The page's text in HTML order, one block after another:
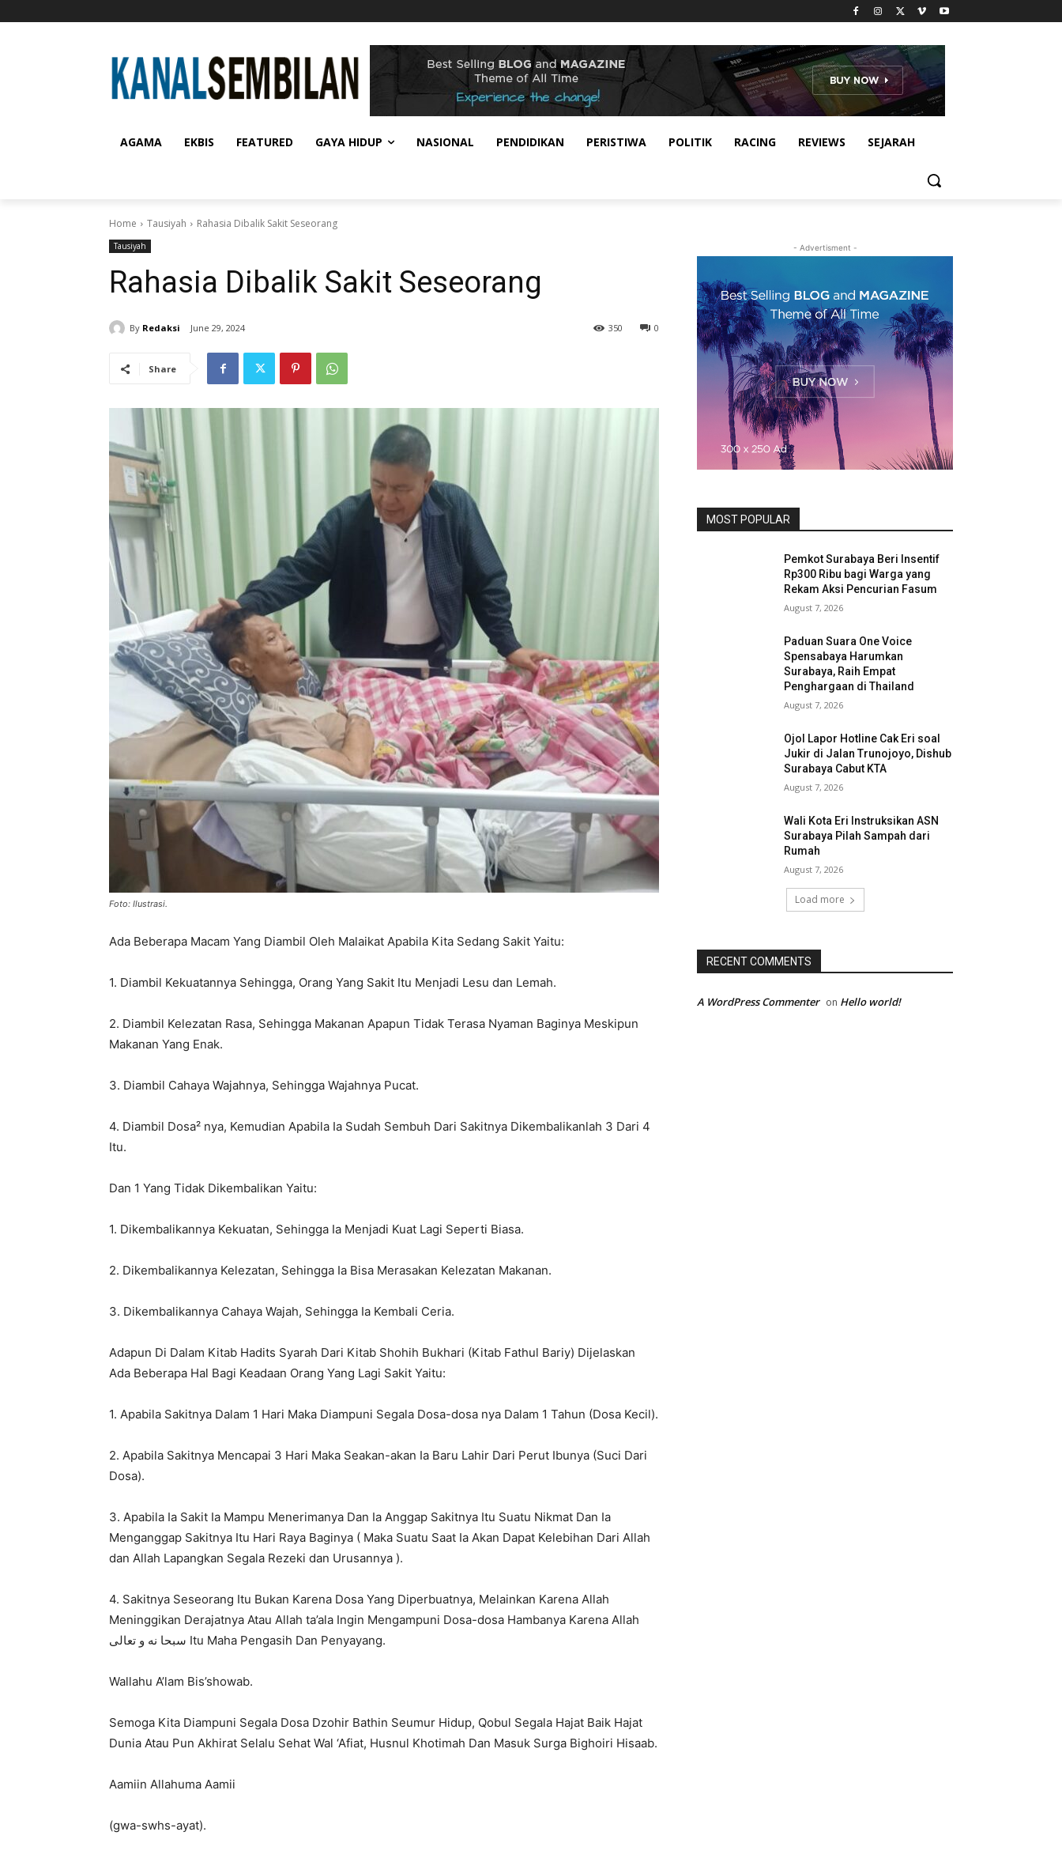
AGAMA EKBIS FEATURED GAYA HIDUP NASIONAL PENDIDIKAN PERISTIWA POLITIK RACING REVIEWS SEJARAH
Home Tausiyah Rahasia Dibalik Sakit Seseorang
Tausiyah
Rahasia Dibalik Sakit Seseorang
By Redaksi June 29, 2024 0
350
Share
Foto: Ilustrasi.
Ada Beberapa Macam Yang Diambil Oleh Malaikat Apabila Kita Sedang Sakit Yaitu:
1. Diambil Kekuatannya Sehingga, Orang Yang Sakit Itu Menjadi Lesu dan Lemah.
2. Diambil Kelezatan Rasa, Sehingga Makanan Apapun Tidak Terasa Nyaman Baginya Meskipun
Makanan Yang Enak.
3. Diambil Cahaya Wajahnya, Sehingga Wajahnya Pucat.
4. Diambil Dosa² nya, Kemudian Apabila Ia Sudah Sembuh Dari Sakitnya Dikembalikanlah 3 Dari 4
Itu.
Dan 1 Yang Tidak Dikembalikan Yaitu:
1. Dikembalikannya Kekuatan, Sehingga Ia Menjadi Kuat Lagi Seperti Biasa.
2. Dikembalikannya Kelezatan, Sehingga Ia Bisa Merasakan Kelezatan Makanan.
3. Dikembalikannya Cahaya Wajah, Sehingga Ia Kembali Ceria.
Adapun Di Dalam Kitab Hadits Syarah Dari Kitab Shohih Bukhari (Kitab Fathul Bariy) Dijelaskan
Ada Beberapa Hal Bagi Keadaan Orang Yang Lagi Sakit Yaitu:
1. Apabila Sakitnya Dalam 1 Hari Maka Diampuni Segala Dosa-dosa nya Dalam 1 Tahun (Dosa Kecil).
2. Apabila Sakitnya Mencapai 3 Hari Maka Seakan-akan Ia Baru Lahir Dari Perut Ibunya (Suci Dari
Dosa).
3. Apabila Ia Sakit Ia Mampu Menerimanya Dan Ia Anggap Sakitnya Itu Suatu Nikmat Dan Ia
Menganggap Sakitnya Itu Hari Raya Baginya ( Maka Suatu Saat Ia Akan Dapat Kelebihan Dari Allah
dan Allah Lapangkan Segala Rezeki dan Urusannya ).
4. Sakitnya Seseorang Itu Bukan Karena Dosa Yang Diperbuatnya, Melainkan Karena Allah
Meninggikan Derajatnya Atau Allah ta’ala Ingin Mengampuni Dosa-dosa Hambanya Karena Allah
سبحا نه و تعالى Itu Maha Pengasih Dan Penyayang.
Wallahu A’lam Bis’showab.
Semoga Kita Diampuni Segala Dosa Dzohir Bathin Seumur Hidup, Qobul Segala Hajat Baik Hajat
Dunia Atau Pun Akhirat Selalu Sehat Wal ‘Afiat, Husnul Khotimah Dan Masuk Surga Bighoiri Hisaab.
Aamiin Allahuma Aamii
(gwa-swhs-ayat).
- Advertisment -
MOST POPULAR
Pemkot Surabaya Beri Insentif
Rp300 Ribu bagi Warga yang
Rekam Aksi Pencurian Fasum
August 7, 2026
Paduan Suara One Voice
Spensabaya Harumkan
Surabaya, Raih Empat
Penghargaan di Thailand
August 7, 2026
Ojol Lapor Hotline Cak Eri soal
Jukir di Jalan Trunojoyo, Dishub
Surabaya Cabut KTA
August 7, 2026
Wali Kota Eri Instruksikan ASN
Surabaya Pilah Sampah dari
Rumah
August 7, 2026
Load more
RECENT COMMENTS
A WordPress Commenter on Hello world!